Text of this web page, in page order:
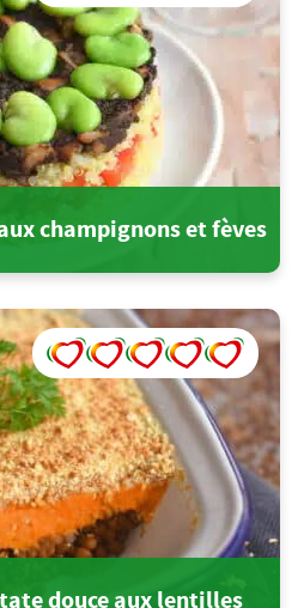
champignons et fèves
douce aux lentilles